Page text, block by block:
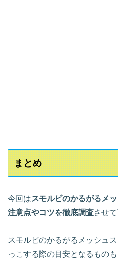
まとめ
今回はスモルビのかるがるメ
注意点やコツを徹底調査させ
スモルビのかるがるメッシュ
っこする際の目安となるもの